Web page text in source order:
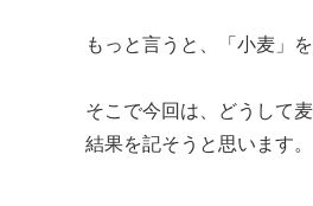
もっと言うと、「小麦」を
そこで今回は、どうして
結果を記そうと思います。